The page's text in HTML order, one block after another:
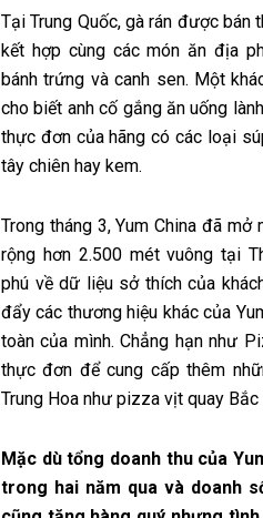
Tại Trung Quốc, gà rán được bán
kết hợp cùng các món ăn địa
bánh trứng và canh sen. Một
cho biết anh cố gắng ăn uống
thực đơn của hãng có các loại
tây chiên hay kem.
Trong tháng 3, Yum China đã
rộng hơn 2.500 mét vuông tại
phú về dữ liệu sở thích của
đẩy các thương hiệu khác của
toàn của mình. Chẳng hạn như
thực đơn để cung cấp thêm
Trung Hoa như pizza vịt quay Bắc
Mặc dù tổng doanh thu của
trong hai năm qua và doanh